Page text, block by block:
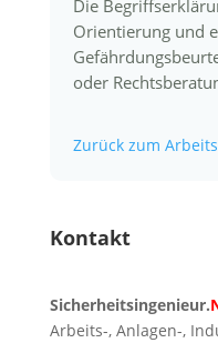
Die
Orientierung und
oder
Zurück zum
Kontakt
Sicherheitsingenieur.
Arbeits-, Anlagen-,